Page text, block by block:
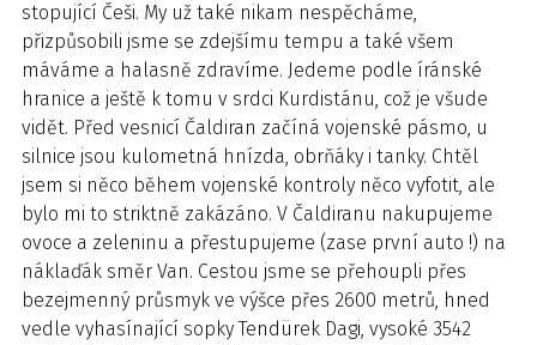
stopující Češi. My už také nikam nespěcháme,
přizpůsobili jsme se zdejšímu tempu a také všem
máváme a halasně zdravíme. Jedeme podle íránské
hranice a ještě k tomu v srdci Kurdistánu, což je všude
vidět. Před vesnicí Čaldiran začíná vojenské pásmo, u
silnice jsou kulometná hnízda, obrňáky i tanky. Chtěl
jsem si něco během vojenské kontroly něco vyfotit, ale
bylo mi to striktně zakázáno. V Čaldiranu nakupujeme
ovoce a zeleninu a přestupujeme (zase první auto !) na
náklaďák směr Van. Cestou jsme se přehoupli přes
bezejmenný průsmyk ve výšce přes 2600 metrů, hned
vedle vyhasínající sopky Tendürek Dagi, vysoké 3542